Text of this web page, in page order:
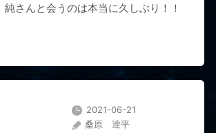
純さんと会うのは本当に久しぶり！！
2021-06-21
桑原 逹平